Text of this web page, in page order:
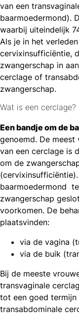
van een
baarmoedermond).
waarbij uiteindelijk
Als je in het
cervixinsufficiëntie,
zwangerschap in
cerclage of
zwangerschap.
Wat is een cerclage?
Een bandje om de
genoemd. De
van een cerclage is
om de
baarmoedermond
zwangerschap
voorkomen. De
plaatsvinden:
via de vagina
via de buik
Bij de meeste
transvaginale
tot een goed termijn
transabdominale